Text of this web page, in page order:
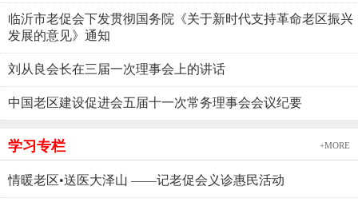
临沂市老促会下发贯彻国务院《关于新时代支持革命老区振兴
发展的意见》通知
刘从良会长在三届一次理事会上的讲话
中国老区建设促进会五届十一次常务理事会会议纪要
学习专栏 +MORE
情暖老区•送医大泽山 ——记老促会义诊惠民活动